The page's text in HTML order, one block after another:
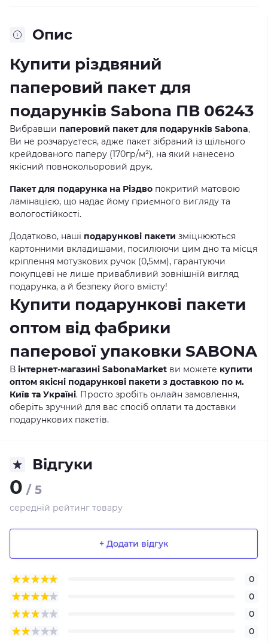
Опис
Купити різдвяний
паперовий пакет для
подарунків Sabona ПВ 06243
Вибравши паперовий пакет для подарунків Sabona,
Ви не розчаруєтеся, адже пакет зібраний із щільного
крейдованого паперу (170гр/м²), на який нанесено
якісний повнокольоровий друк.
Пакет для подарунка на Різдво покритий матовою
ламінацією, що надає йому приємного вигляду та
вологостійкості.
Додатково, наші подарункові пакети зміцнюються
картонними вкладишами, посилюючи цим дно та місця
кріплення мотузкових ручок (0,5мм), гарантуючи
покупцеві не лише привабливий зовнішній вигляд
подарунка, а й безпеку його вмісту!
Купити подарункові пакети
оптом від фабрики
паперової упаковки SABONA
В інтернет-магазині SabonaMarket ви можете купити
оптом якісні подарункові пакети з доставкою по м.
Київ та Україні. Просто зробіть онлайн замовлення,
оберіть зручний для вас спосіб оплати та доставки
подарункових пакетів.
Відгуки
0 / 5
середній рейтинг товару
+ Додати відгук
0
0
0
0